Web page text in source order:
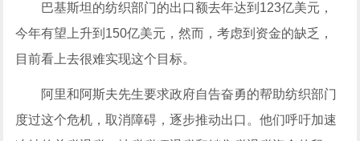
巴基斯坦的纺织部门的出口额去年达到123亿美元，
今年有望上升到150亿美元，然而，考虑到资金的缺乏，
目前看上去很难实现这个目标。
阿里和阿斯夫先生要求政府自告奋勇的帮助纺织部门
度过这个危机，取消障碍，逐步推动出口。他们呼吁加速